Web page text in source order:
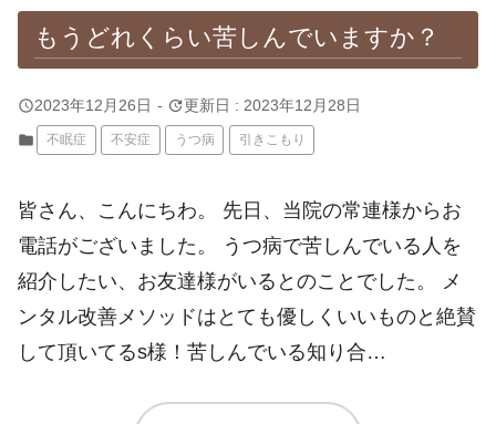
もうどれくらい苦しんでいますか？
query_builder2023年12月26日 - update更新日 : 2023年12月28日
folder 不眠症 不安症 うつ病 引きこもり
皆さん、こんにちわ。 先日、当院の常連様からお
電話がございました。 うつ病で苦しんでいる人を
紹介したい、お友達様がいるとのことでした。 メ
ンタル改善メソッドはとても優しくいいものと絶賛
して頂いてるs様！苦しんでいる知り合…